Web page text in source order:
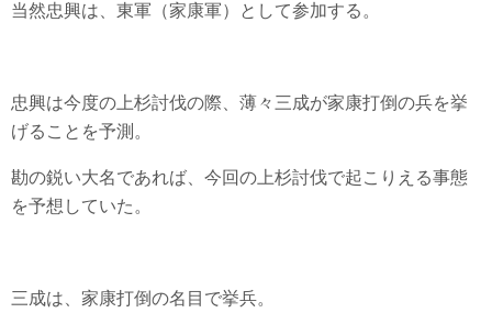
当然忠興は、東軍（家康軍）として参加する。
忠興は今度の上杉討伐の際、薄々三成が家康打倒の兵を挙
げることを予測。
勘の鋭い大名であれば、今回の上杉討伐で起こりえる事態
を予想していた。
三成は、家康打倒の名目で挙兵。